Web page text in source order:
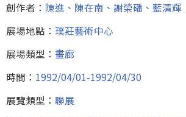
創作者： 陳進、陳在南、謝榮磻、藍清輝
展場地點： 璞莊藝術中心
展場類型： 畫廊
時間： 1992/04/01-1992/04/30
展覽類型： 聯展